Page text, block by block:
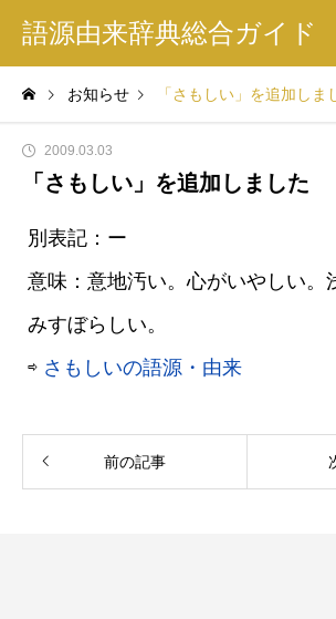
語源由来辞典総合ガイド
お知らせ 「さもしい」を追加しま
2009.03.03
「さもしい」を追加しました
別表記：ー
意味：意地汚い。心がいやしい。
みすぼらしい。
⇨ さもしいの語源・由来
前の記事